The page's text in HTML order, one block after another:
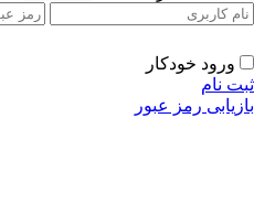
ورود خودکار
نام
رمز عبور